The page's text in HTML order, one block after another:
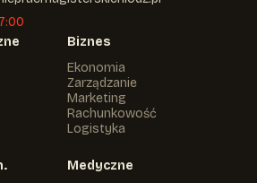
Biznes
Ekonomia
Zarządzanie
Marketing
Rachunkowość
Logistyka
Medyczne